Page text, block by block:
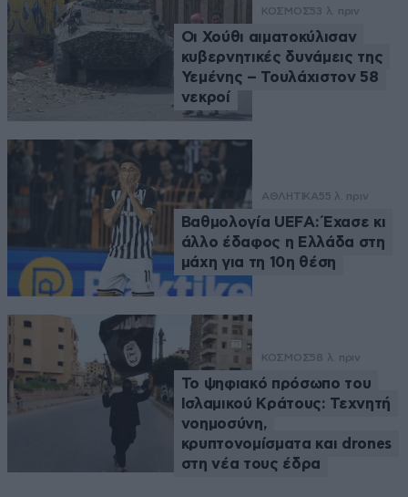
ΚΟΣΜΟΣ53 λ. πριν
Οι Χούθι αιματοκύλισαν
κυβερνητικές δυνάμεις της
Υεμένης – Τουλάχιστον 58
νεκροί
ΑΘΛΗΤΙΚΑ55 λ. πριν
Βαθμολογία UEFA: Έχασε κι
άλλο έδαφος η Ελλάδα στη
μάχη για τη 10η θέση
ΚΟΣΜΟΣ58 λ. πριν
Το ψηφιακό πρόσωπο του
Ισλαμικού Κράτους: Τεχνητή
νοημοσύνη,
κρυπτονομίσματα και drones
στη νέα τους έδρα